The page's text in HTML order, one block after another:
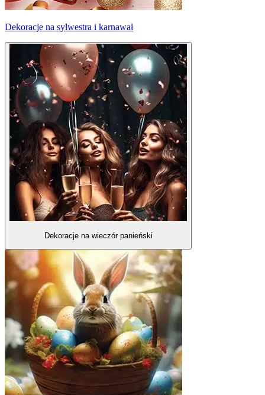
Dekoracje na sylwestra i karnawał
Dekoracje na wieczór panieński